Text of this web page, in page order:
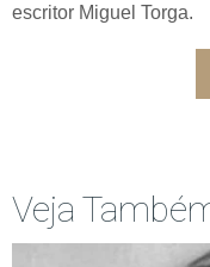
escritor Miguel Torga.
Veja